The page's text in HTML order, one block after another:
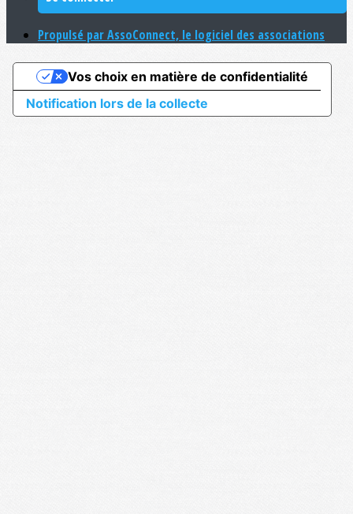
Propulsé par AssoConnect, le logiciel des associations
Notification lors de la collecte
Vos choix en matière de confidentialité